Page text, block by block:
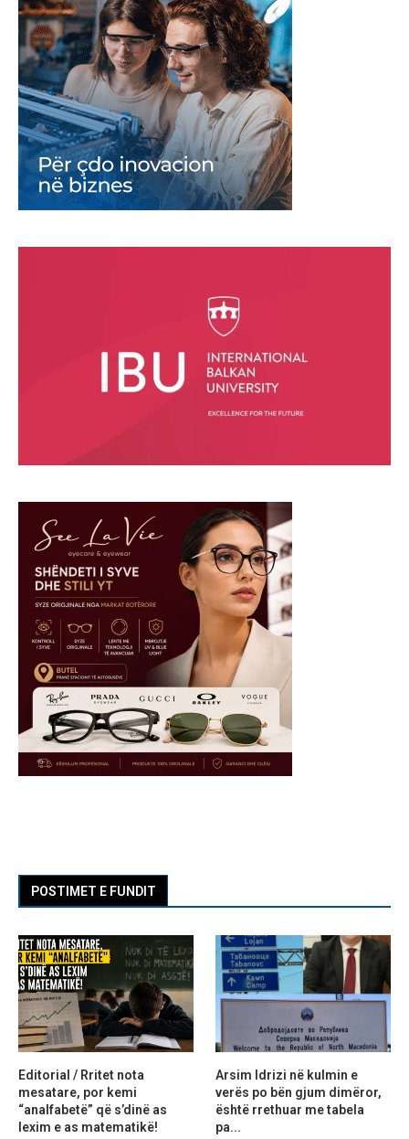
POSTIMET E FUNDIT
Editorial / Rritet nota
mesatare, por kemi
“analfabetë” që s’dinë as
lexim e as matematikë!
Arsim Idrizi në kulmin e
verës po bën gjum dimëror,
është rrethuar me tabela
pa...